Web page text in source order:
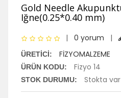
Gold Needle
Iğne(0.25*0.40 mm)
| 0 yorum |
ÜRETICI: FİZYOMALZEME
ÜRÜN KODU: Fizyo 14
STOK DURUMU: Stokta var